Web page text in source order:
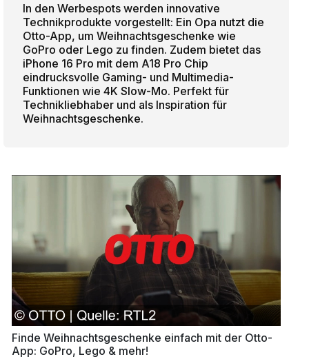
In den Werbespots werden innovative
Technikprodukte vorgestellt: Ein Opa nutzt die
Otto-App, um Weihnachtsgeschenke wie
GoPro oder Lego zu finden. Zudem bietet das
iPhone 16 Pro mit dem A18 Pro Chip
eindrucksvolle Gaming- und Multimedia-
Funktionen wie 4K Slow-Mo. Perfekt für
Technikliebhaber und als Inspiration für
Weihnachtsgeschenke.
Finde Weihnachtsgeschenke einfach mit der Otto-
App: GoPro, Lego & mehr!